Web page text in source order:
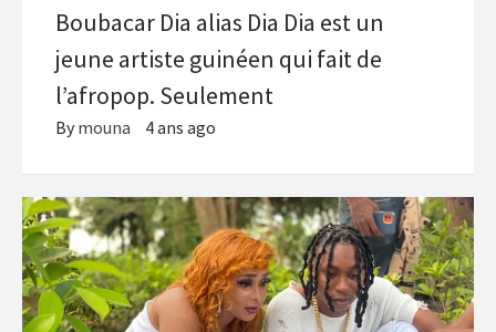
Boubacar Dia alias Dia Dia est un
jeune artiste guinéen qui fait de
l’afropop. Seulement
By mouna 4 ans ago